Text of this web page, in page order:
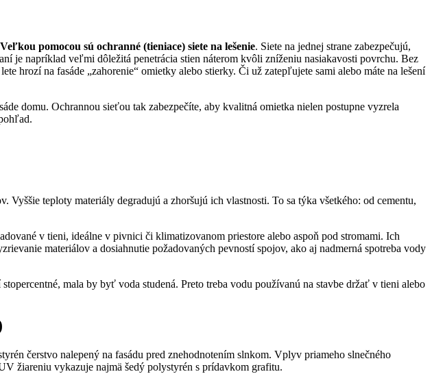
Veľkou pomocou sú ochranné (tieniace) siete na lešenie. Siete na jednej strane zabezpečujú,
je napríklad veľmi dôležitá penetrácia stien náterom kvôli zníženiu nasiakavosti povrchu. Bez
hrozí na fasáde „zahorenie“ omietky alebo stierky. Či už zatepľujete sami alebo máte na lešení
domu. Ochrannou sieťou tak zabezpečíte, aby kvalitná omietka nielen postupne vyzrela
Vyššie teploty materiály degradujú a zhoršujú ich vlastnosti. To sa týka všetkého: od cementu,
v tieni, ideálne v pivnici či klimatizovanom priestore alebo aspoň pod stromami. Ich
materiálov a dosiahnutie požadovaných pevností spojov, ako aj nadmerná spotreba vody
mala by byť voda studená. Preto treba vodu používanú na stavbe držať v tieni alebo
čerstvo nalepený na fasádu pred znehodnotením slnkom. Vplyv priameho slnečného
žiareniu vykazuje najmä šedý polystyrén s prídavkom grafitu.